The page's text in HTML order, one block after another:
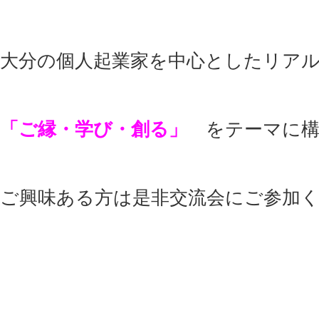
大分の個人起業家を中心としたリア
「ご縁・学び・創る」 をテーマに
ご興味ある方は是非交流会にご参加